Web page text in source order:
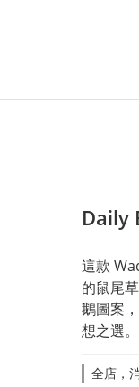
Daily
這款
的鼠尾
鵝圖案
想之選。
全店，